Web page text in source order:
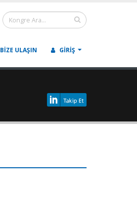
BIZE ULAŞIN GIRIŞ